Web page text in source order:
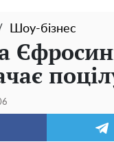
Шоу-бізнес